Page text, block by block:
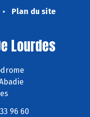
Plan du site
Lourdes
96 60